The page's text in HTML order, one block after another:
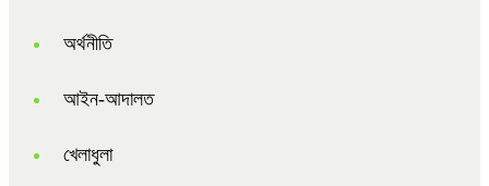
অর্থনীতি
আইন-আদালত
খেলাধুলা